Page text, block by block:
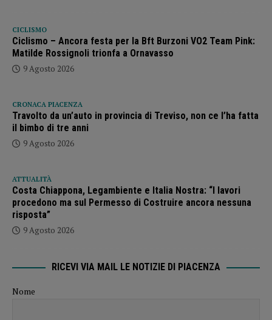
CICLISMO
Ciclismo – Ancora festa per la Bft Burzoni VO2 Team Pink:
Matilde Rossignoli trionfa a Ornavasso
9 Agosto 2026
CRONACA PIACENZA
Travolto da un’auto in provincia di Treviso, non ce l’ha fatta
il bimbo di tre anni
9 Agosto 2026
ATTUALITÀ
Costa Chiappona, Legambiente e Italia Nostra: “I lavori
procedono ma sul Permesso di Costruire ancora nessuna
risposta”
9 Agosto 2026
RICEVI VIA MAIL LE NOTIZIE DI PIACENZA
Nome